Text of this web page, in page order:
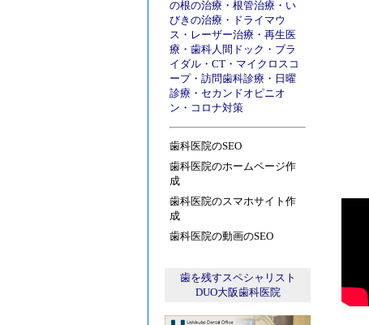
の根の治療 ・ 根管治療 ・ い
びきの治療 ・ ドライマウ
ス ・ レーザー治療 ・ 再生医
療 ・ 歯科人間ドック ・ ブラ
イダル ・ CT ・ マイクロスコ
ープ・ 訪問歯科診療 ・ 日曜
診療 ・ セカンドオピニオ
ン ・ コロナ対策
歯科医院のSEO
歯科医院のホームページ作
成
歯科医院のスマホサイト作
成
歯科医院の動画のSEO
歯を残すスペシャリスト
DUO大阪歯科医院